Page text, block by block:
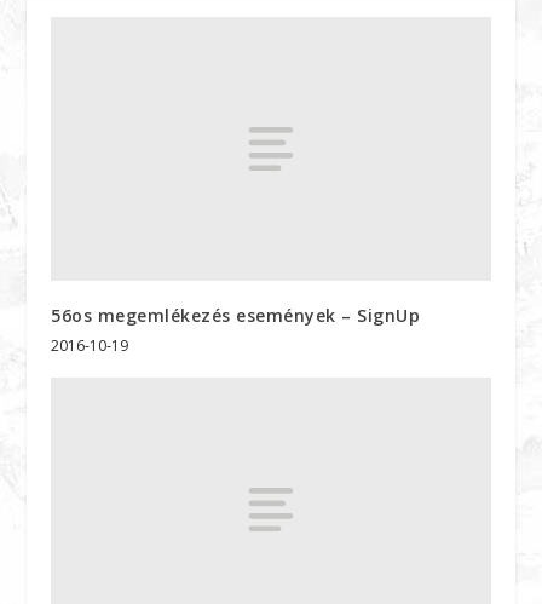
56os megemlékezés események – SignUp
2016-10-19